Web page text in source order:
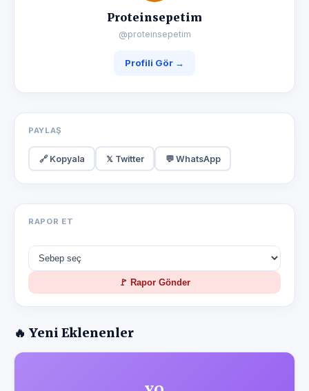
Proteinsepetim
@proteinsepetim
Profili Gör →
PAYLAŞ
🔗 Kopyala 𝕏 Twitter 💬 WhatsApp
RAPOR ET
🚩 Rapor Gönder
🔥 Yeni Eklenenler